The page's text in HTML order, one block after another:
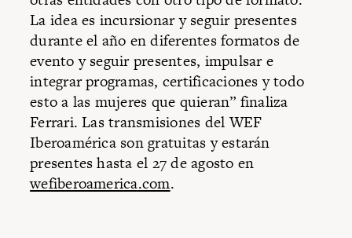
La idea es incursionar y seguir presentes
durante el año en diferentes formatos de
evento y seguir presentes, impulsar e
integrar programas, certificaciones y todo
esto a las mujeres que quieran” finaliza
Ferrari. Las transmisiones del WEF
Iberoamérica son gratuitas y estarán
presentes hasta el 27 de agosto en
wefiberoamerica.com.